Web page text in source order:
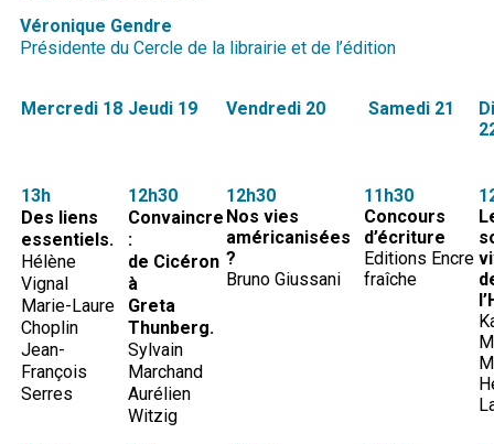
Véronique Gendre
Présidente du Cercle de la librairie et de l’édition
Mercredi 18 Jeudi 19 Vendredi 20 Samedi 21
13h
Des liens
essentiels.
Hélène
Vignal
Marie-Laure
Choplin
Jean-
François
Serres
12h30
Convaincre
:
de Cicéron
à
Greta
Thunberg.
Sylvain
Marchand
Aurélien
Witzig
12h30
Nos vies
américanisées
?
Bruno Giussani
11h30
Concours
d’écriture
Editions Encre
fraîche